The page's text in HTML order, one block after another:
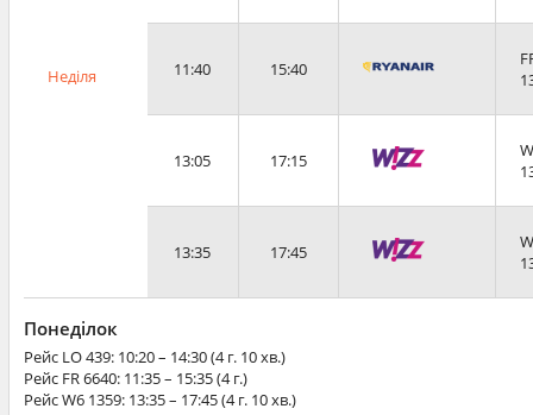
Неділя 11:40 15:40
13:05 17:15
13:35 17:45
Понеділок
Рейс LO 439: 10:20 – 14:30 (4 г. 10 хв.)
Рейс FR 6640: 11:35 – 15:35 (4 г.)
РейсW6 1359: 13:35 – 17:45 (4 г. 10 хв.)